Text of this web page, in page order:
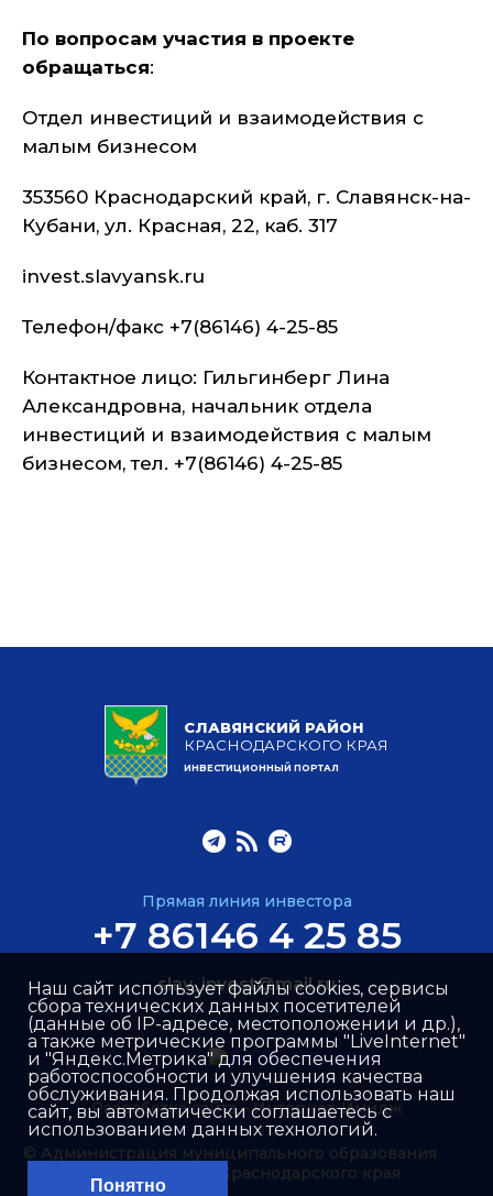
По вопросам участия в проекте
обращаться:
Отдел инвестиций и взаимодействия с
малым бизнесом
353560 Краснодарский край, г. Славянск-на-
Кубани, ул. Красная, 22, каб. 317
invest.slavyansk.ru
Телефон/факс +7(86146) 4-25-85
Контактное лицо: Гильгинберг Лина
Александровна, начальник отдела
инвестиций и взаимодействия с малым
бизнесом, тел. +7(86146) 4-25-85
СЛАВЯНСКИЙ РАЙОН
КРАСНОДАРСКОГО КРАЯ
ИНВЕСТИЦИОННЫЙ ПОРТАЛ
Прямая линия инвестора
+7 86146 4 25 85
slav_invest@mail.ru
© Администрация муниципального образования
Славянский район Краснодарского края
Разработка сайта –Интернет-Имидж
Наш сайт использует файлы cookies, сервисы
сбора технических данных посетителей
(данные об IP-адресе, местоположении и др.),
а также метрические программы "LiveInternet"
и "Яндекс.Метрика" для обеспечения
работоспособности и улучшения качества
обслуживания. Продолжая использовать наш
сайт, вы автоматически соглашаетесь с
использованием данных технологий.
Понятно